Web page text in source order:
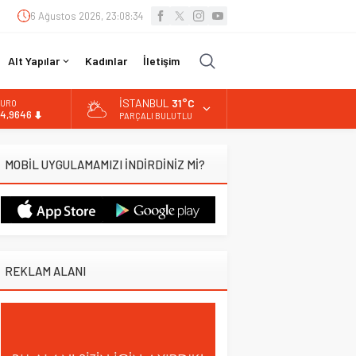
6 Ağustos 2026, 23:08:35
Alt Yapılar Kadınlar İletişim
13.798,82
DOLAR
İSTANBUL 31°C
PARÇALI BULUTLU
MOBİL UYGULAMAMIZI İNDİRDİNİZ Mİ?
REKLAM ALANI